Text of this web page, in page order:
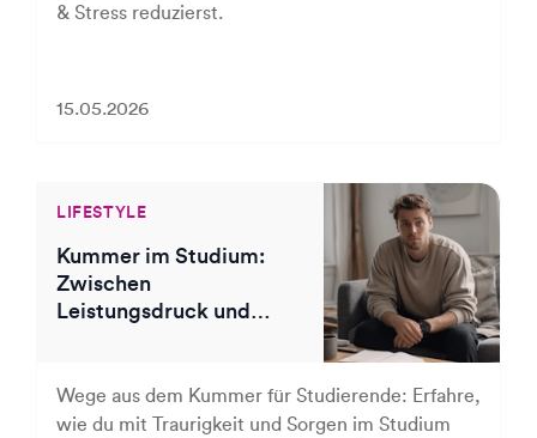
& Stress reduzierst.
15.05.2026
LIFESTYLE
Kummer im Studium:
Zwischen
Leistungsdruck und
Wege aus dem Kummer für Studierende: Erfahre,
wie du mit Traurigkeit und Sorgen im Studium